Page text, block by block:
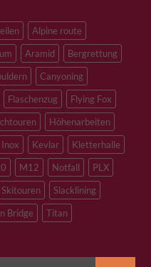
Alpine route
Aramid
Bergrettung
Canyoning
Flaschenzug
Flying Fox
Höhenarbeiten
Inox Kevlar
Kletterhalle
M12 Notfall
PLX
Skitouren
Slacklining
Bridge
Titan